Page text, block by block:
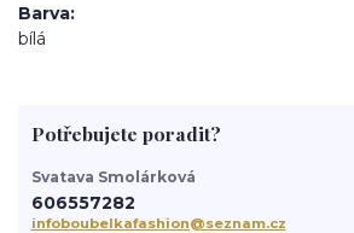
Barva
bílá
Potřebujete poradit?
Svatava Smolárková
606557282
infoboubelkafashion@seznam.cz